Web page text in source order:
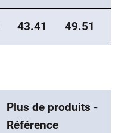
43.41 49.51
Plus de produits -
Référence